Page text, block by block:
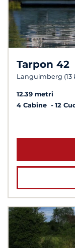
Tarpon 42
Languimberg (13
12.39 metri
4 Cabine
12